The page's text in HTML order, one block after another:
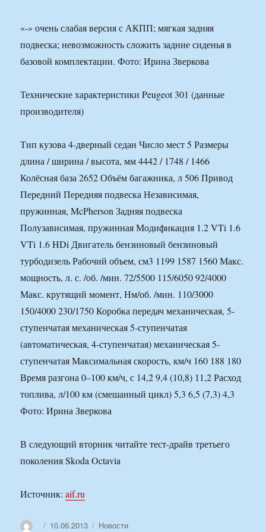
«-» очень слабая версия с АКПП; мягкая задняя
подвеска; невозможность сложить задние сиденья в
базовой комплектации. Фото: Ирина Зверкова
Технические характеристики Peugeot 301 (данные
производителя)
Тип кузова 4-дверный седан Число мест 5 Размеры
длина / ширина / высота, мм 4442 / 1748 / 1466
Колёсная база 2652 Объём багажника, л 506 Привод
Передний Передняя подвеска Независимая,
пружинная, McPherson Задняя подвеска
Полузависимая, пружинная Модификация 1.2 VTi 1.6
VTi 1.6 HDi Двигатель бензиновый бензиновый
турбодизель Рабочий объем, см3 1199 1587 1560 Макс.
мощность, л. с. /об. /мин. 72/5500 115/6050 92/4000
Макс. крутящий момент, Нм/об. /мин. 110/3000
150/4000 230/1750 Коробка передач механическая, 5-
ступенчатая механическая 5-ступенчатая
(автоматическая, 4-ступенчатая) механическая 5-
ступенчатая Максимальная скорость, км/ч 160 188 180
Время разгона 0–100 км/ч, с 14,2 9,4 (10,8) 11,2 Расход
топлива, л/100 км (смешанный цикл) 5,3 6,5 (7,3) 4,3
Фото: Ирина Зверкова
В следующий вторник читайте тест-драйв третьего
поколения Skoda Octavia
Источник:aif.ru
АвторОпубликовано
10.06.2013 Рубрики
Новости